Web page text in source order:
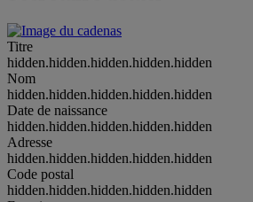
Titre
hidden.hidden.hidden.hidden.hidden
Nom
hidden.hidden.hidden.hidden.hidden
Date de naissance
hidden.hidden.hidden.hidden.hidden
Adresse
hidden.hidden.hidden.hidden.hidden
Code postal
hidden.hidden.hidden.hidden.hidden